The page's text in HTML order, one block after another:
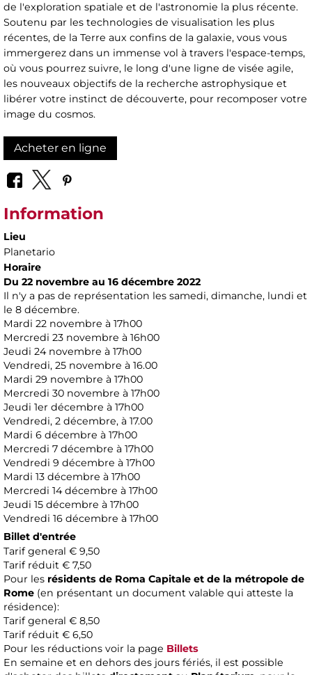
de l'exploration spatiale et de l'astronomie la plus récente.
Soutenu par les technologies de visualisation les plus
récentes, de la Terre aux confins de la galaxie, vous vous
immergerez dans un immense vol à travers l'espace-temps,
où vous pourrez suivre, le long d'une ligne de visée agile,
les nouveaux objectifs de la recherche astrophysique et
libérer votre instinct de découverte, pour recomposer votre
image du cosmos.
Acheter en ligne
Information
Lieu
Planetario
Horaire
Du 22 novembre au 16 décembre 2022
Il n'y a pas de représentation les samedi, dimanche, lundi et
le 8 décembre.
Mardi 22 novembre à 17h00
Mercredi 23 novembre à 16h00
Jeudi 24 novembre à 17h00
Vendredi, 25 novembre à 16.00
Mardi 29 novembre à 17h00
Mercredi 30 novembre à 17h00
Jeudi 1er décembre à 17h00
Vendredi, 2 décembre, à 17.00
Mardi 6 décembre à 17h00
Mercredi 7 décembre à 17h00
Vendredi 9 décembre à 17h00
Mardi 13 décembre à 17h00
Mercredi 14 décembre à 17h00
Jeudi 15 décembre à 17h00
Vendredi 16 décembre à 17h00
Billet d'entrée
Tarif general € 9,50
Tarif réduit € 7,50
Pour les résidents de Roma Capitale et de la métropole de
Rome (en présentant un document valable qui atteste la
résidence):
Tarif general € 8,50
Tarif réduit € 6,50
Pour les réductions voir la page Billets
En semaine et en dehors des jours fériés, il est possible